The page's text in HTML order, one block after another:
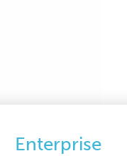
Enterprise